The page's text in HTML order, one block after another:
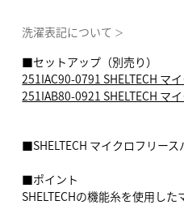
洗濯表記について ＞
■セットアップ（別売り）
251IAC90-0791 SHELTECH マ
251IAB80-0921 SHELTECH マ
■SHELTECH マイクロフリース
■ポイント
SHELTECHの機能糸を使用した